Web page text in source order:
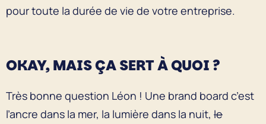
pour toute la durée de vie de votre entreprise.
OKAY, MAIS ÇA SERT À QUOI ?
Très bonne question Léon ! Une brand board c’est
l’ancre dans la mer, la lumière dans la nuit, le